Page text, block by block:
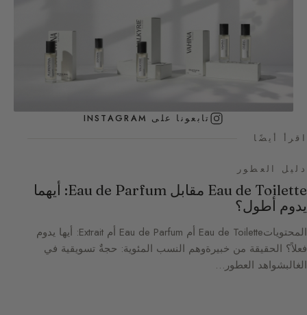
تابعونا على INSTAGRAM
اقرأ أيضًا
دليل العطور
Eau de Toilette مقابل Eau de Parfum: أيهما
يدوم أطول؟
المحتوياتEau de Toilette أم Eau de Parfum أم Extrait: أيها يدوم
فعلاً؟ الحقيقة من خبيرةوهم النسب المئوية: حجةٌ تسويقية في
الغالبشواهد العطور…